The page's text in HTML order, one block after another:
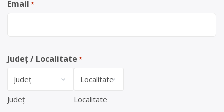
Email *
Județ / Localitate *
Județ Localitate